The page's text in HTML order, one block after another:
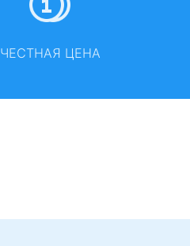
ЧЕСТНАЯ ЦЕНА